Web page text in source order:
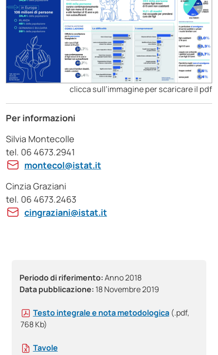
Periodo di riferimento:Anno 2018
Data pubblicazione: 18 Novembre 2019
Testo integrale e nota metodologica (.pdf,
768 Kb)
Tavole
clicca sull’immagine per scaricare il pdf
Per informazioni
Silvia Montecolle
tel. 06 4673.2941
montecol@istat.it
Cinzia Graziani
tel. 06 4673.2463
cingraziani@istat.it